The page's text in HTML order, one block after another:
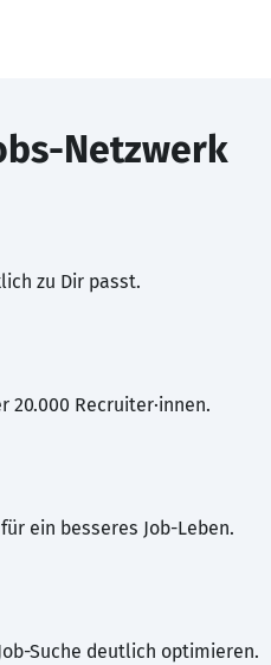
Netzwerk
zu Dir passt.
20.000 Recruiter·innen.
ein besseres Job-Leben.
Suche deutlich optimieren.